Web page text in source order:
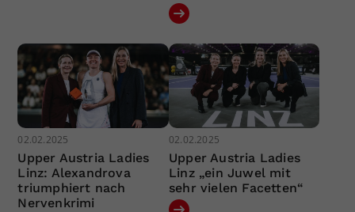
02.02.2025
Upper Austria Ladies
Linz: Alexandrova
triumphiert nach
Nervenkrimi
02.02.2025
Upper Austria Ladies
Linz „ein Juwel mit
sehr vielen Facetten“